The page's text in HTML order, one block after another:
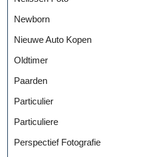
Newborn
Nieuwe Auto Kopen
Oldtimer
Paarden
Particulier
Particuliere
Perspectief Fotografie